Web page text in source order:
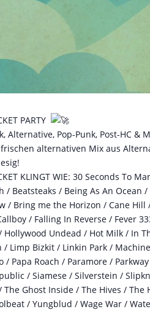
PARTY
Alternative, Pop-Punk, Post-HC &
alternativen Mix aus
KLINGT WIE: 30 Seconds To
/ Beatsteaks / Being As An
/ Bring me the Horizon / Cane
/ Falling In Reverse / Fever
Hollywood Undead / Hot Milk / In
/ Limp Bizkit / Linkin Park /
/ Papa Roach / Paramore /
/ Siamese / Silverstein /
The Ghost Inside / The Hives / The
/ Yungblud / Wage War /